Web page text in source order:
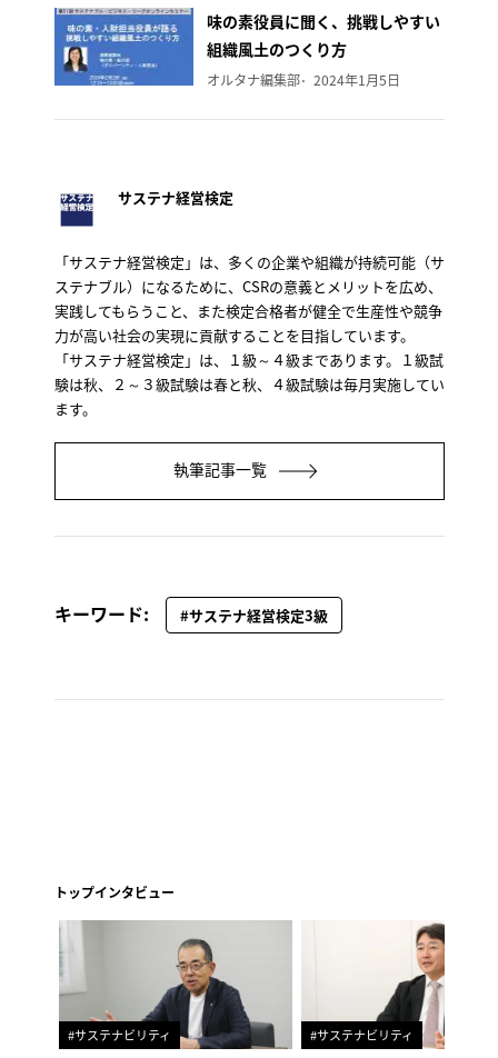
味の素役員に聞く、挑戦しやすい
組織風土のつくり方
オルタナ編集部 2024年1月5日
サステナ経営検定
「サステナ経営検定」は、多くの企業や組織が持続可能（サ
ステナブル）になるために、CSRの意義とメリットを広め、
実践してもらうこと、また検定合格者が健全で生産性や競争
力が高い社会の実現に貢献することを目指しています。
「サステナ経営検定」は、１級～４級まであります。１級試
験は秋、２～３級試験は春と秋、４級試験は毎月実施してい
ます。
執筆記事一覧
キーワード: #サステナ経営検定3級
トップインタビュー
#サステナビリティ #サステナビリティ